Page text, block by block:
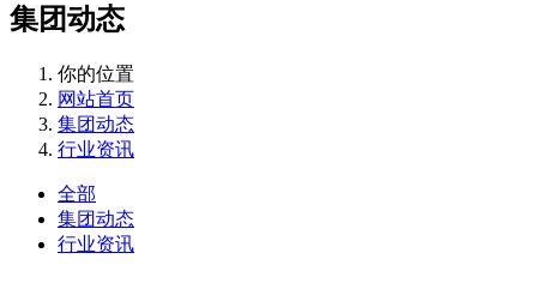
集团动态
你的位置
网站首页
集团动态
行业资讯
全部
集团动态
行业资讯